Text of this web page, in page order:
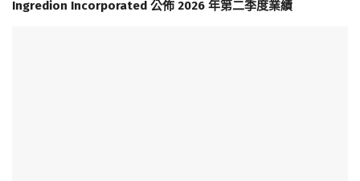
Ingredion Incorporated 公佈 2026 年第二季度業績